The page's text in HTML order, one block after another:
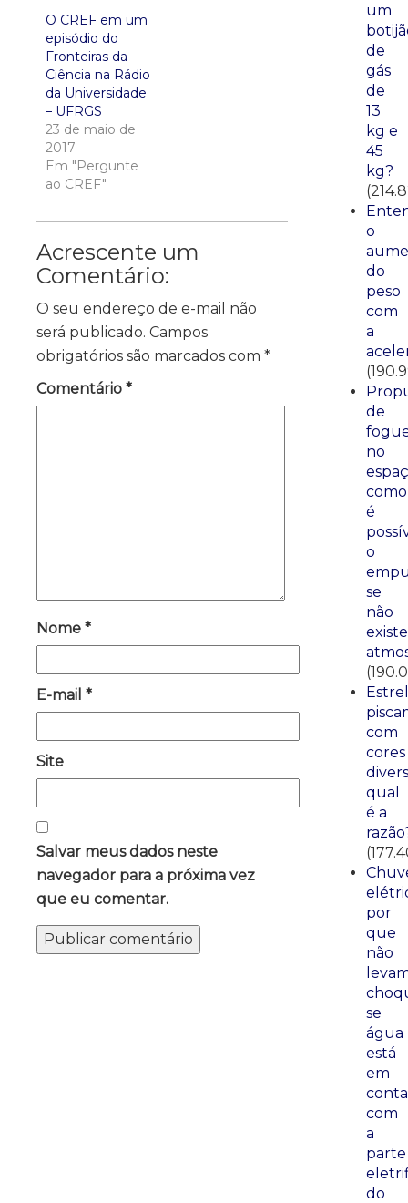
O CREF em um
episódio do
Fronteiras da
Ciência na Rádio
da Universidade
– UFRGS
23 de maio de
2017
Em "Pergunte
ao CREF"
Acrescente um
Comentário:
O seu endereço de e-mail não
será publicado. Campos
obrigatórios são marcados com *
Comentário *
Nome *
E-mail *
Site
Salvar meus dados neste
navegador para a próxima vez
que eu comentar.
um
de
gás
de
13
kg e
45
kg?
o
do
peso
com
a
de
no
como
é
o
se
não
existe
com
cores
qual
é a
por
que
não
se
água
está
em
com
a
parte
do